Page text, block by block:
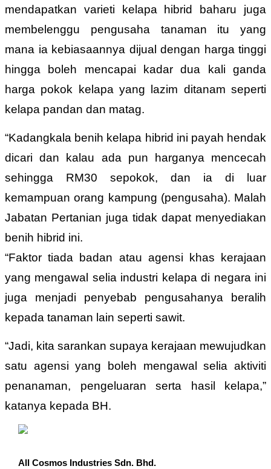
mendapatkan varieti kelapa hibrid baharu juga
membelenggu pengusaha tanaman itu yang
mana ia kebiasaannya dijual dengan harga tinggi
hingga boleh mencapai kadar dua kali ganda
harga pokok kelapa yang lazim ditanam seperti
kelapa pandan dan matag.
“Kadangkala benih kelapa hibrid ini payah hendak
dicari dan kalau ada pun harganya mencecah
sehingga RM30 sepokok, dan ia di luar
kemampuan orang kampung (pengusaha). Malah
Jabatan Pertanian juga tidak dapat menyediakan
benih hibrid ini.
“Faktor tiada badan atau agensi khas kerajaan
yang mengawal selia industri kelapa di negara ini
juga menjadi penyebab pengusahanya beralih
kepada tanaman lain seperti sawit.
“Jadi, kita sarankan supaya kerajaan mewujudkan
satu agensi yang boleh mengawal selia aktiviti
penanaman, pengeluaran serta hasil kelapa,”
katanya kepada BH.
All Cosmos Industries Sdn. Bhd.